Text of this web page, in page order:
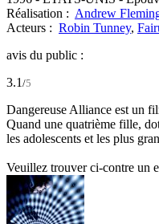
Réalisation : Andrew
Acteurs : Robin Tunney,
avis du public :
3.1 /5
Dangereuse Alliance est un
Quand une quatrième fille,
les adolescents et les plus
Veuillez trouver ci-contre un